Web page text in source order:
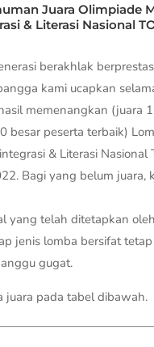
Juara Olimpiade
& Literasi Nasional
berakhlak
kami ucapkan
memenangkan (juara
besar peserta terbaik)
& Literasi Nasional
Bagi yang belum juara,
yang telah ditetapkan
jenis lomba bersifat
gugat.
juara pada tabel dibawah.